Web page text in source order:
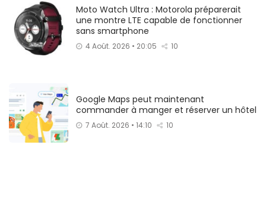
Moto Watch Ultra : Motorola préparerait
une montre LTE capable de fonctionner
sans smartphone
4 Août. 2026 • 20:05 10
Google Maps peut maintenant
commander à manger et réserver un hôtel
7 Août. 2026 • 14:10 10